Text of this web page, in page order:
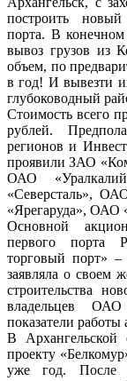
построить
порта. В конечном
вывоз грузов из
объем, по
в год! И вывезти
глубоководный
Стоимость всего
рублей.
регионов и
проявили ЗАО
ОАО
«Северсталь»,
«Ярегаруда», ОАО
Основной
первого порта
торговый порт»
заявляла о своем
строительства
владельцев
показатели
В Архангельской
проекту
уже год. После